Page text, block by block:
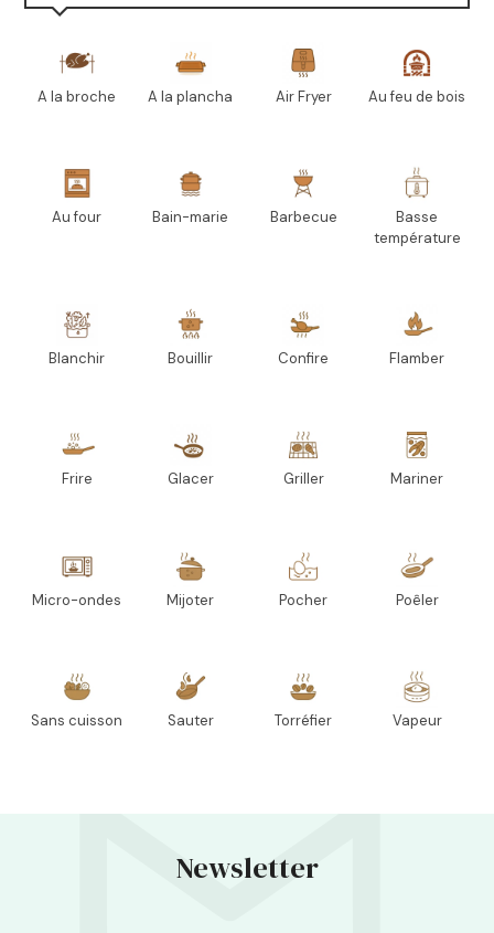
A la broche A la plancha Air Fryer Au feu de bois
Au four Bain-marie Barbecue
Basse
température
Blanchir Bouillir Confire Flamber
Frire Glacer Griller Mariner
Micro-ondes Mijoter Pocher Poêler
Sans cuisson Sauter Torréfier Vapeur
Newsletter